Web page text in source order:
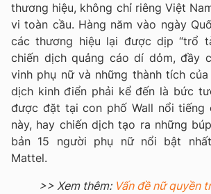
thương hiệu, không chỉ riêng Việt
vi toàn cầu. Hàng năm vào ngày
các thương hiệu lại được dịp “trổ
chiến dịch quảng cáo dí dỏm, đầy
vinh phụ nữ và những thành tích
dịch kinh điển phải kể đến là bức
được đặt tại con phố Wall nổi tiếng
này, hay chiến dịch tạo ra những
bản 15 người phụ nữ nổi bật
Mattel.
>> Xem thêm: Vấn đề nữ quyền